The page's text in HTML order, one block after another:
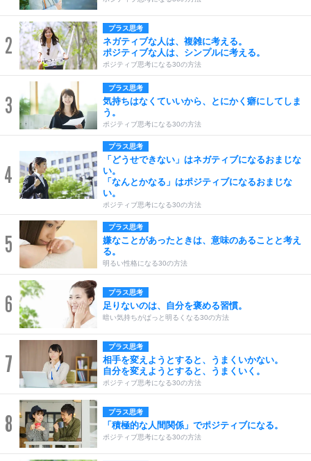
2
プラス思考
ネガティブな人は、複雑に考える。
ポジティブな人は、シンプルに考える。
ポジティブ思考になる30の方法
3
プラス思考
気持ちはなくていいから、とにかく癖にしてしま
う。
ポジティブ思考になる30の方法
4
プラス思考
「どうせできない」はネガティブになるおまじな
い。
「なんとかなる」はポジティブになるおまじな
い。
ポジティブ思考になる30の方法
5
プラス思考
嫌なことがあったときは、意味のあることと考え
る。
明るい性格になる30の方法
6 プラス思考
足りないのは、自分を褒める習慣。
暗い気持ちがぱっと明るくなる30の方法
7
プラス思考
相手を変えようとすると、うまくいかない。
自分を変えようとすると、うまくいく。
ポジティブ思考になる30の方法
8 プラス思考
「積極的な人間関係」でポジティブになる。
ポジティブ思考になる30の方法